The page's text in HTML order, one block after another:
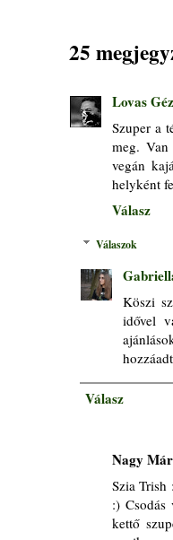
25
Lovas
Szuper a
meg.
vegán
helyként
Válasz
Válaszok
Köszi
idővel
Válasz
Nagy
Szia
:) Csodás
kettő